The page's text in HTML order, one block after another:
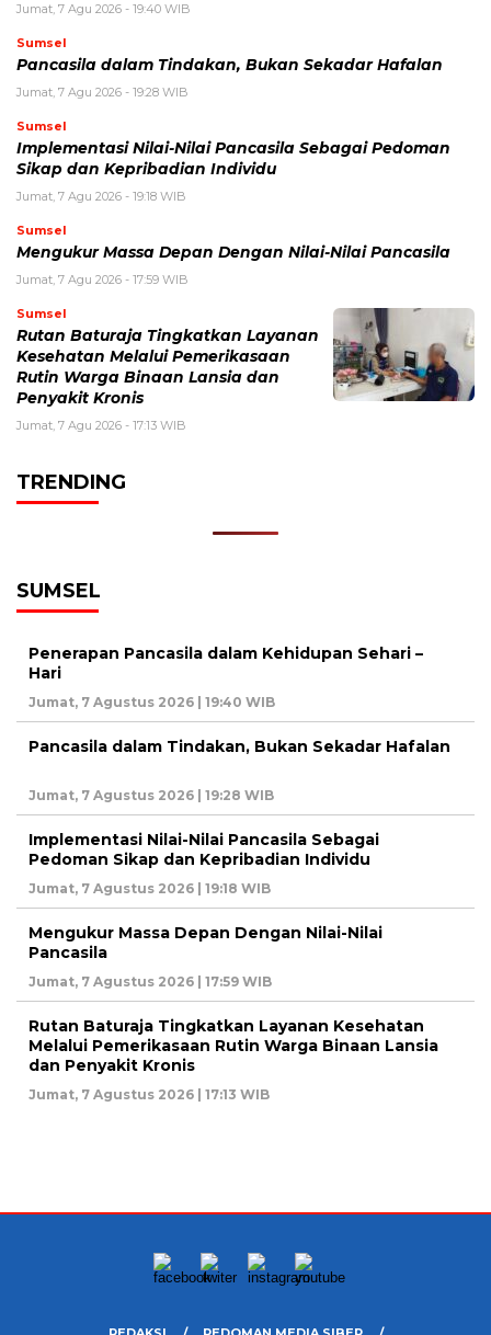
Jumat, 7 Agu 2026 - 19:40 WIB
Sumsel
Pancasila dalam Tindakan, Bukan Sekadar Hafalan
Jumat, 7 Agu 2026 - 19:28 WIB
Sumsel
Implementasi Nilai-Nilai Pancasila Sebagai Pedoman
Sikap dan Kepribadian Individu
Jumat, 7 Agu 2026 - 19:18 WIB
Sumsel
Mengukur Massa Depan Dengan Nilai-Nilai Pancasila
Jumat, 7 Agu 2026 - 17:59 WIB
Sumsel
Rutan Baturaja Tingkatkan Layanan
Kesehatan Melalui Pemerikasaan
Rutin Warga Binaan Lansia dan
Penyakit Kronis
Jumat, 7 Agu 2026 - 17:13 WIB
TRENDING
SUMSEL
Penerapan Pancasila dalam Kehidupan Sehari –
Hari
Jumat, 7 Agustus 2026 | 19:40 WIB
Pancasila dalam Tindakan, Bukan Sekadar Hafalan
Jumat, 7 Agustus 2026 | 19:28 WIB
Implementasi Nilai-Nilai Pancasila Sebagai
Pedoman Sikap dan Kepribadian Individu
Jumat, 7 Agustus 2026 | 19:18 WIB
Mengukur Massa Depan Dengan Nilai-Nilai
Pancasila
Jumat, 7 Agustus 2026 | 17:59 WIB
Rutan Baturaja Tingkatkan Layanan Kesehatan
Melalui Pemerikasaan Rutin Warga Binaan Lansia
dan Penyakit Kronis
Jumat, 7 Agustus 2026 | 17:13 WIB